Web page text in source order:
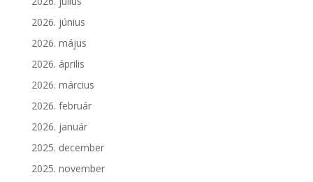
2026. június
2026. május
2026. április
2026. március
2026. február
2026. január
2025. december
2025. november